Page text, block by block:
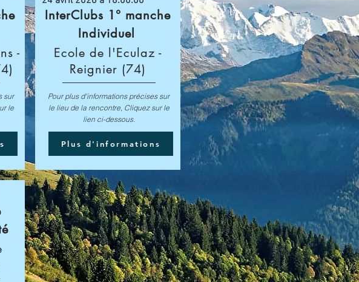
-
sur
le
InterClubs 1° manche
Individuel
Ecole de l'Eculaz -
Reignier (74)
Pour plus d'informations précises sur
le lieu de la rencontre, Cliquez sur le
lien ci-dessous.
Plus d'informations